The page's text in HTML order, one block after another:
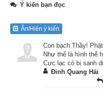
kiền-liên ngồi thiền dưới
ngạ quỷ thân như cây
họng lại nhỏ như cây kim,
người đều bốc lửa thiêu
gào than khóc, chạy khắp
Ý kiến bạn đọc
Ẩn/Hiện ý kiến
Con bạch Thầy!
Như thế là hình thể
Cực lạc có bị sanh
Đinh Quang Hải